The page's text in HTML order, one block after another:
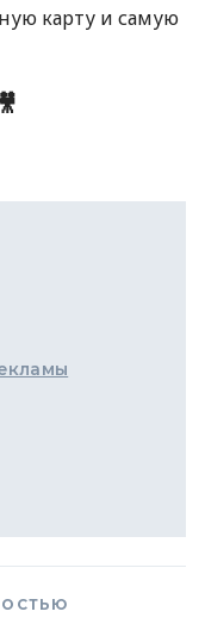
карту и самую